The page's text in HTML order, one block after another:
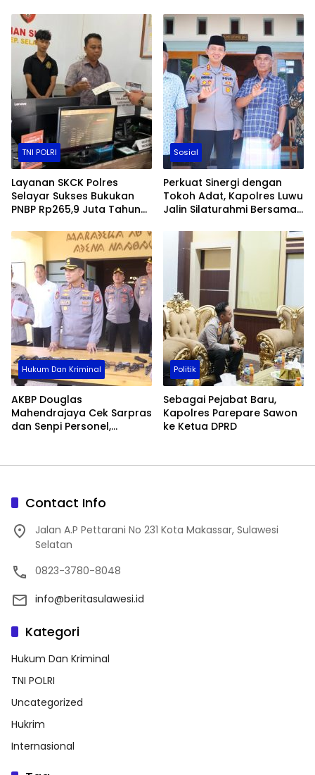
dan Sosialisasi Layanan 110​
TNI POLRI
Layanan SKCK Polres
Selayar Sukses Bukukan
PNBP Rp265,9 Juta Tahun
Kas Negara
Sosial
Perkuat Sinergi dengan
Tokoh Adat, Kapolres Luwu
Jalin Silaturahmi Bersama
Maddika Ulusalu
Hukum Dan Kriminal
AKBP Douglas
Mahendrajaya Cek Sarpras
dan Senpi Personel,
Politik
Sebagai Pejabat Baru,
Kapolres Parepare Sawon
ke Ketua DPRD
Contact Info
Jalan A.P Pettarani No 231 Kota Makassar, Sulawesi
Selatan
0823-3780-8048
info@beritasulawesi.id
Kategori
Hukum Dan Kriminal
TNI POLRI
Uncategorized
Hukrim
Internasional